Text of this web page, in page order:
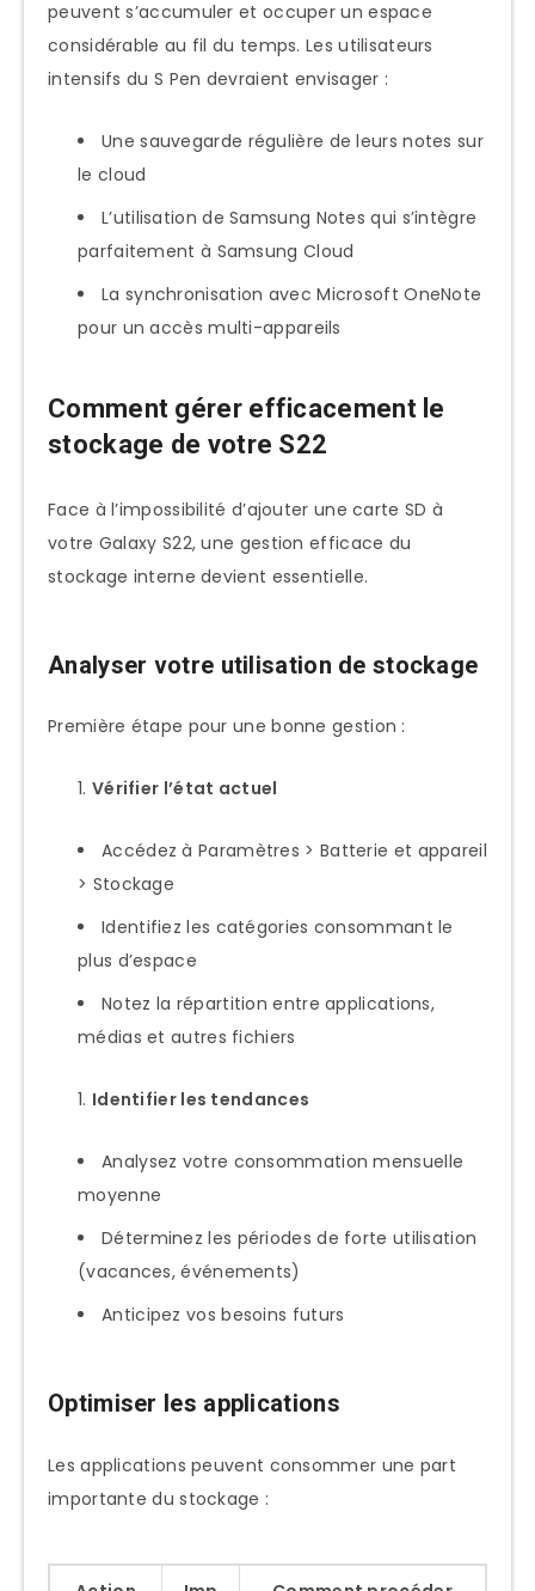
peuvent s’accumuler et occuper un espace
considérable au fil du temps. Les utilisateurs
intensifs du S Pen devraient envisager :
Une sauvegarde régulière de leurs notes sur
le cloud
L’utilisation de Samsung Notes qui s’intègre
parfaitement à Samsung Cloud
La synchronisation avec Microsoft OneNote
pour un accès multi-appareils
Comment gérer efficacement le
stockage de votre S22
Face à l’impossibilité d’ajouter une carte SD à
votre Galaxy S22, une gestion efficace du
stockage interne devient essentielle.
Analyser votre utilisation de stockage
Première étape pour une bonne gestion :
Vérifier l’état actuel
Accédez à Paramètres > Batterie et appareil
> Stockage
Identifiez les catégories consommant le
plus d’espace
Notez la répartition entre applications,
médias et autres fichiers
Identifier les tendances
Analysez votre consommation mensuelle
moyenne
Déterminez les périodes de forte utilisation
(vacances, événements)
Anticipez vos besoins futurs
Optimiser les applications
Les applications peuvent consommer une part
importante du stockage :